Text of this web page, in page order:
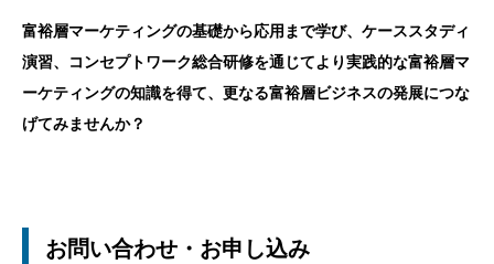
富裕層マーケティングの基礎から応用まで学び、ケーススタディ
演習、コンセプトワーク総合研修を通じてより実践的な富裕層マ
ーケティングの知識を得て、更なる富裕層ビジネスの発展につな
げてみませんか？
お問い合わせ・お申し込み